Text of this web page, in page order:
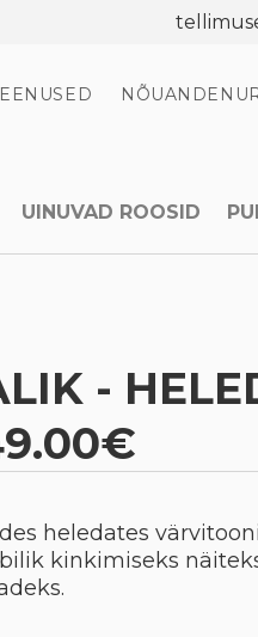
UINUVAD ROOSID
-
heledates
kinkimiseks